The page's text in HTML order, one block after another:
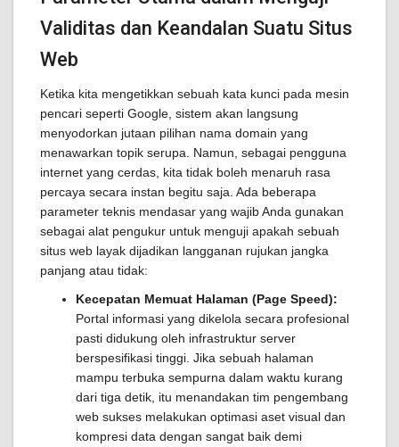
Validitas dan Keandalan Suatu Situs
Web
Ketika kita mengetikkan sebuah kata kunci pada mesin
pencari seperti Google, sistem akan langsung
menyodorkan jutaan pilihan nama domain yang
menawarkan topik serupa. Namun, sebagai pengguna
internet yang cerdas, kita tidak boleh menaruh rasa
percaya secara instan begitu saja. Ada beberapa
parameter teknis mendasar yang wajib Anda gunakan
sebagai alat pengukur untuk menguji apakah sebuah
situs web layak dijadikan langganan rujukan jangka
panjang atau tidak:
Kecepatan Memuat Halaman (Page Speed):
Portal informasi yang dikelola secara profesional
pasti didukung oleh infrastruktur server
berspesifikasi tinggi. Jika sebuah halaman
mampu terbuka sempurna dalam waktu kurang
dari tiga detik, itu menandakan tim pengembang
web sukses melakukan optimasi aset visual dan
kompresi data dengan sangat baik demi